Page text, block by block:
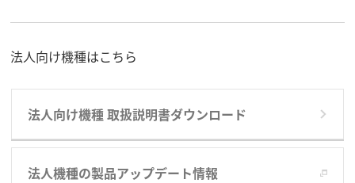
法人向け機種はこちら
法人向け機種 取扱説明書ダウンロード
法人機種の製品アップデート情報